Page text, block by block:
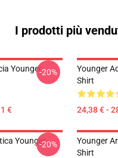
I prodotti più
Younger
€
-20%
Younger
Shirt
24,38 € -
Younger-20%
Younger
Shirt